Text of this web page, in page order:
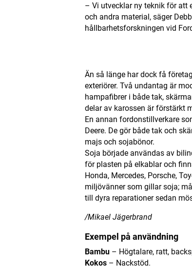
– Vi utvecklar ny teknik för att
och andra material, säger
hållbarhetsforskningen vid
Än så länge har dock få
exteriörer. Två undantag är
hampafibrer i både tak,
delar av karossen är förstärkt
En annan fordonstillverkare
Deere. De gör både tak och
majs och sojabönor.
Soja började användas av
för plasten på elkablar och
Honda, Mercedes, Porsche,
miljövänner som gillar soja;
till dyra reparationer sedan
/Mikael Jägerbrand
Exempel på användning
Bambu – Högtalare, ratt,
Kokos – Nackstöd.